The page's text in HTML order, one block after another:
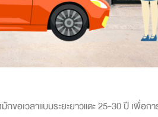
อเวลาแบบระยะยาวแตะ 25-30 ปี เพื่อก